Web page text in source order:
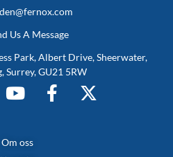
Us A Message
Park, Albert Drive, Sheerwater,
Surrey, GU21 5RW
Om oss